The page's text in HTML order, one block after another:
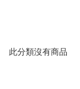
此分類沒有商品